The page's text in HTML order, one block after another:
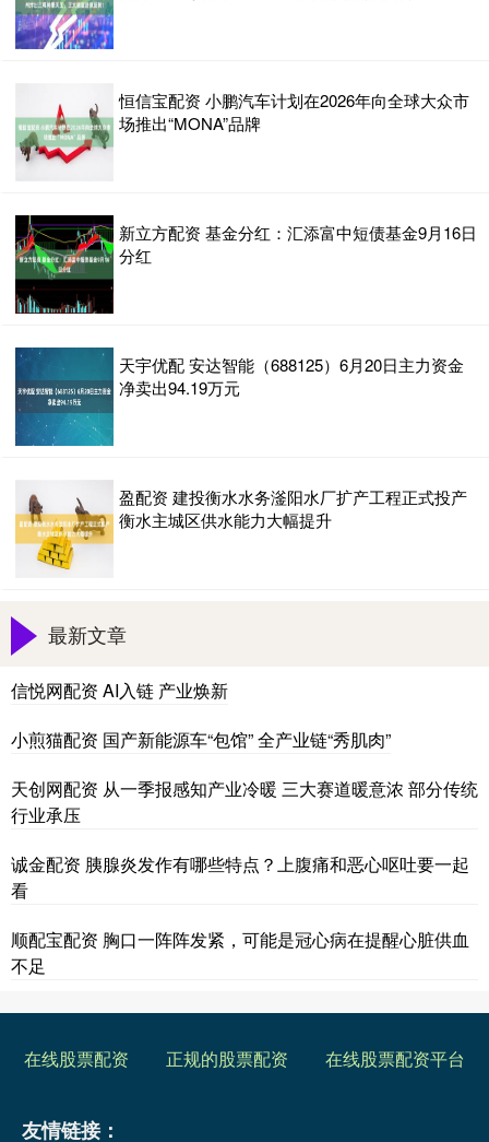
恒信宝配资 小鹏汽车计划在2026年向全球大众市
场推出“MONA”品牌
新立方配资 基金分红：汇添富中短债基金9月16日
分红
天宇优配 安达智能（688125）6月20日主力资金
净卖出94.19万元
盈配资 建投衡水水务滏阳水厂扩产工程正式投产
衡水主城区供水能力大幅提升
最新文章
信悦网配资 AI入链 产业焕新
小煎猫配资 国产新能源车“包馆” 全产业链“秀肌肉”
天创网配资 从一季报感知产业冷暖 三大赛道暖意浓 部分传统
行业承压
诚金配资 胰腺炎发作有哪些特点？上腹痛和恶心呕吐要一起
看
顺配宝配资 胸口一阵阵发紧，可能是冠心病在提醒心脏供血
不足
在线股票配资 正规的股票配资 在线股票配资平台
友情链接：